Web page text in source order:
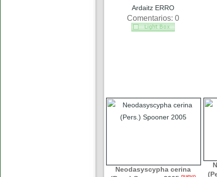
Ardaitz ERRO
Comentarios: 0
Neodasyscypha cerina